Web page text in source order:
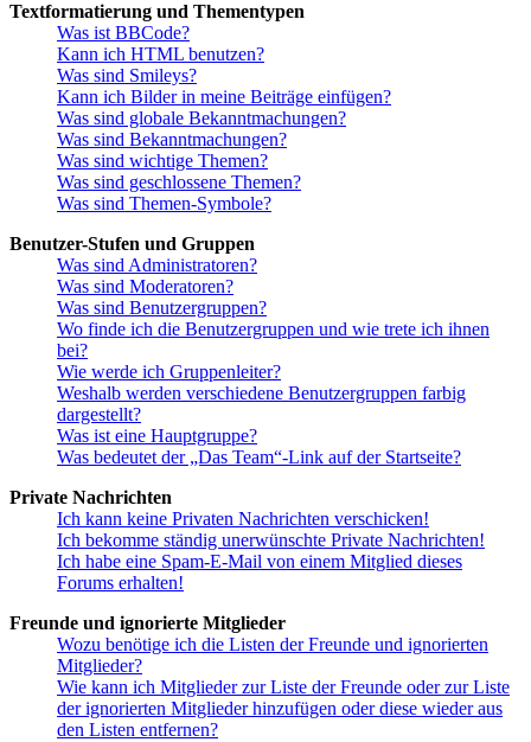
Textformatierung und Thementypen
Was ist BBCode?
Kann ich HTML benutzen?
Was sind Smileys?
Kann ich Bilder in meine Beiträge einfügen?
Was sind globale Bekanntmachungen?
Was sind Bekanntmachungen?
Was sind wichtige Themen?
Was sind geschlossene Themen?
Was sind Themen-Symbole?
Benutzer-Stufen und Gruppen
Was sind Administratoren?
Was sind Moderatoren?
Was sind Benutzergruppen?
Wo finde ich die Benutzergruppen und wie trete ich ihnen
bei?
Wie werde ich Gruppenleiter?
Weshalb werden verschiedene Benutzergruppen farbig
dargestellt?
Was ist eine Hauptgruppe?
Was bedeutet der „Das Team“-Link auf der Startseite?
Private Nachrichten
Ich kann keine Privaten Nachrichten verschicken!
Ich bekomme ständig unerwünschte Private Nachrichten!
Ich habe eine Spam-E-Mail von einem Mitglied dieses
Forums erhalten!
Freunde und ignorierte Mitglieder
Wozu benötige ich die Listen der Freunde und ignorierten
Mitglieder?
Wie kann ich Mitglieder zur Liste der Freunde oder zur Liste
der ignorierten Mitglieder hinzufügen oder diese wieder aus
den Listen entfernen?